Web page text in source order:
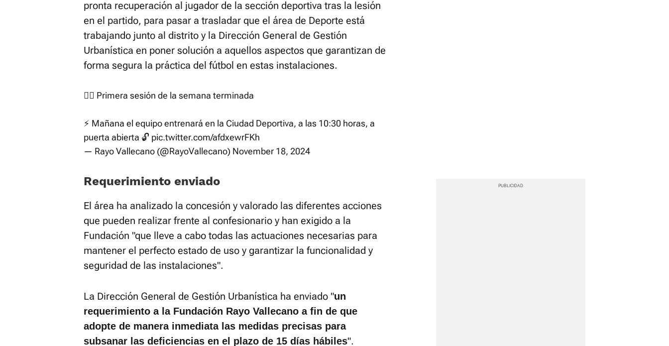
pronta recuperación al jugador de la sección deportiva tras la lesión
en el partido, para pasar a trasladar que el área de Deporte está
trabajando junto al distrito y la Dirección General de Gestión
Urbanística en poner solución a aquellos aspectos que garantizan de
forma segura la práctica del fútbol en estas instalaciones.
🏋️‍♂️ Primera sesión de la semana terminada
⚡️ Mañana el equipo entrenará en la Ciudad Deportiva, a las 10:30 horas, a
puerta abierta 🔓 pic.twitter.com/afdxewrFKh
— Rayo Vallecano (@RayoVallecano) November 18, 2024
Requerimiento enviado
El área ha analizado la concesión y valorado las diferentes acciones
que pueden realizar frente al confesionario y han exigido a la
Fundación "que lleve a cabo todas las actuaciones necesarias para
mantener el perfecto estado de uso y garantizar la funcionalidad y
seguridad de las instalaciones".
La Dirección General de Gestión Urbanística ha enviado "un
requerimiento a la Fundación Rayo Vallecano a fin de que
adopte de manera inmediata las medidas precisas para
subsanar las deficiencias en el plazo de 15 días hábiles".